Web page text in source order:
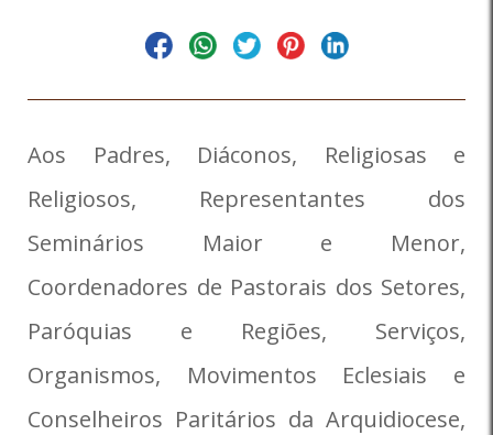
Aos Padres, Diáconos, Religiosas e
Religiosos, Representantes dos
Seminários Maior e Menor,
Coordenadores de Pastorais dos Setores,
Paróquias e Regiões, Serviços,
Organismos, Movimentos Eclesiais e
Conselheiros Paritários da Arquidiocese,